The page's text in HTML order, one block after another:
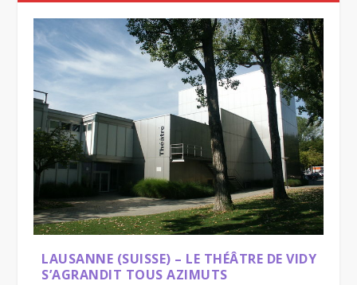
LAUSANNE (SUISSE) – LE THÉÂTRE DE VIDY
S’AGRANDIT TOUS AZIMUTS